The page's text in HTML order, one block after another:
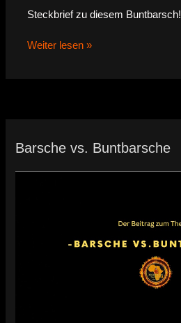
Steckbrief zu diesem Buntbarsch!
Weiter lesen »
Barsche vs. Buntbarsche